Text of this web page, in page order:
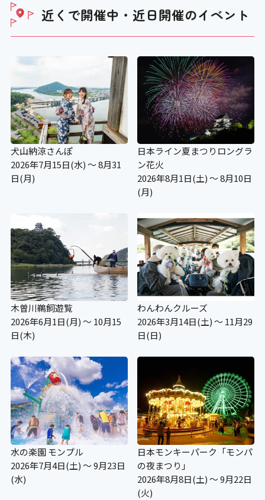
近くで開催中・近日開催のイベント
犬山納涼さんぽ
2026年7月15日(水) ～ 8月31
日(月)
日本ライン夏まつりロングラ
ン花火
2026年8月1日(土) ～ 8月10日
(月)
木曽川鵜飼遊覧
2026年6月1日(月) ～ 10月15
日(木)
わんわんクルーズ
2026年3月14日(土) ～ 11月29
日(日)
水の楽園 モンプル
2026年7月4日(土) ～ 9月23日
(水)
日本モンキーパーク「モンパ
の夜まつり」
2026年8月8日(土) ～ 9月22日
(火)